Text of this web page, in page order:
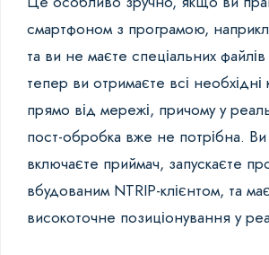
смартфоном з програмою,
та ви не маєте спеціальних
тепер ви отримаєте всі необхідні
прямо від мережі, причому у
пост-обробка вже не потрібна.
включаєте приймач, запускаєте
вбудованим NTRIP-клієнтом, та
високоточне позиціонування у